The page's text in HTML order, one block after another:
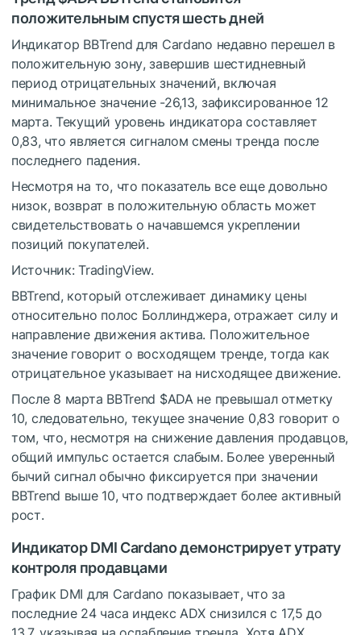
положительным спустя шесть дней
Индикатор BBTrend для Cardano недавно перешел в
положительную зону, завершив шестидневный
период отрицательных значений, включая
минимальное значение -26,13, зафиксированное 12
марта. Текущий уровень индикатора составляет
0,83, что является сигналом смены тренда после
последнего падения.
Несмотря на то, что показатель все еще довольно
низок, возврат в положительную область может
свидетельствовать о начавшемся укреплении
позиций покупателей.
Источник: TradingView.
BBTrend, который отслеживает динамику цены
относительно полос Боллинджера, отражает силу и
направление движения актива. Положительное
значение говорит о восходящем тренде, тогда как
отрицательное указывает на нисходящее движение.
После 8 марта BBTrend $ADA не превышал отметку
10, следовательно, текущее значение 0,83 говорит о
том, что, несмотря на снижение давления продавцов,
общий импульс остается слабым. Более уверенный
бычий сигнал обычно фиксируется при значении
BBTrend выше 10, что подтверждает более активный
рост.
Индикатор DMI Cardano демонстрирует утрату
контроля продавцами
График DMI для Cardano показывает, что за
последние 24 часа индекс ADX снизился с 17,5 до